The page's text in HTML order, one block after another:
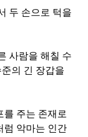
두 손으로 턱을
사람을 해칠 수
의 긴 장갑을
를 주는 존재로
럼 악마는 인간